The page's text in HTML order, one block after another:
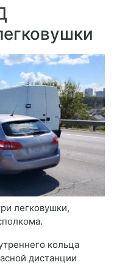
легковушки,
кольца
дистанции